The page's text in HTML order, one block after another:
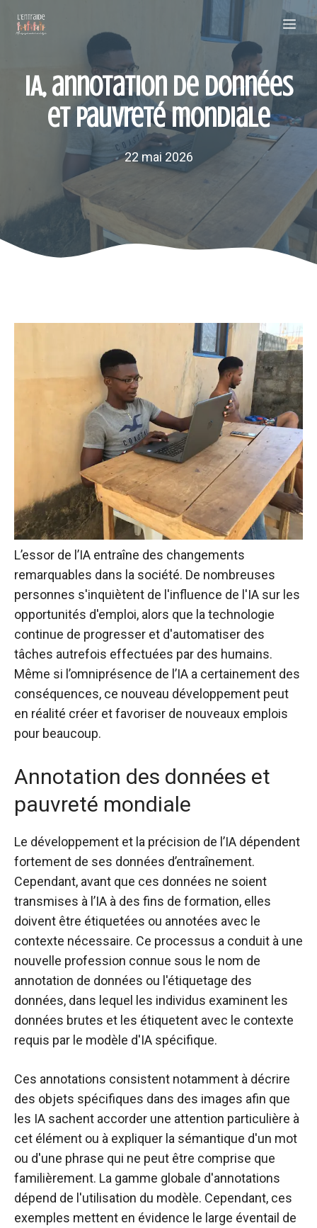
IA, annotation de données
et pauvreté mondiale
22 mai 2026
L’essor de l’IA entraîne des changements
remarquables dans la société. De nombreuses
personnes s'inquiètent de l'influence de l'IA sur les
opportunités d'emploi, alors que la technologie
continue de progresser et d'automatiser des
tâches autrefois effectuées par des humains.
Même si l’omniprésence de l’IA a certainement des
conséquences, ce nouveau développement peut
en réalité créer et favoriser de nouveaux emplois
pour beaucoup.
Annotation des données et
pauvreté mondiale
Le développement et la précision de l’IA dépendent
fortement de ses données d’entraînement.
Cependant, avant que ces données ne soient
transmises à l’IA à des fins de formation, elles
doivent être étiquetées ou annotées avec le
contexte nécessaire. Ce processus a conduit à une
nouvelle profession connue sous le nom de
annotation de données ou l'étiquetage des
données, dans lequel les individus examinent les
données brutes et les étiquetent avec le contexte
requis par le modèle d'IA spécifique.
Ces annotations consistent notamment à décrire
des objets spécifiques dans des images afin que
les IA sachent accorder une attention particulière à
cet élément ou à expliquer la sémantique d'un mot
ou d'une phrase qui ne peut être comprise que
familièrement. La gamme globale d'annotations
dépend de l'utilisation du modèle. Cependant, ces
exemples mettent en évidence le large éventail de